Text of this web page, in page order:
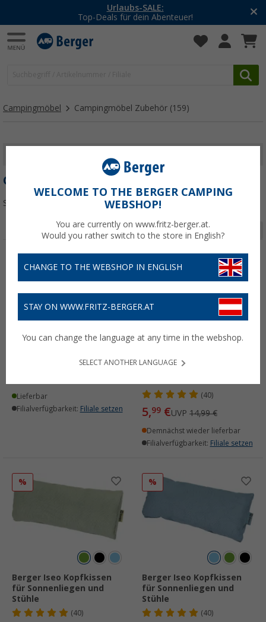
Urlaubs-SALE:
Top-Deals für dein Abenteuer!
Campingmöbel Campingmöbel Zubehör (159)
CAMPINGMÖBEL ZUBEHÖR
Sortieren:
Seite 1 von 6
%
Berger Polsterauflage
(10)
Lieferbar
Filialverfügbarkeit: Filiale setzen
%
Berger Iseo Kopfkissen
(40)
5,99 €UVP 14,99 €
Demnächst wieder lieferbar
Filialverfügbarkeit: Filiale setzen
%
Berger Iseo Kopfkissen
für Sonnenliegen und
Stühle
(40)
%
Berger Iseo Kopfkissen
für Sonnenliegen und
Stühle
(40)
WELCOME TO THE BERGER CAMPING
WEBSHOP!
You are currently on www.fritz-berger.at.
Would you rather switch to the store in English?
CHANGE TO THE WEBSHOP IN ENGLISH
STAY ON WWW.FRITZ-BERGER.AT
You can change the language at any time in the webshop.
SELECT ANOTHER LANGUAGE